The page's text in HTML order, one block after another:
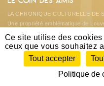
Ce site utilise des
ceux que vous souhaitez
Tout accepter
Politique de
LA CHRONIQUE CULTURELLE DE
Une propriété emblématique de
L'ASSOCIATION REND DES
A la découverte du château de